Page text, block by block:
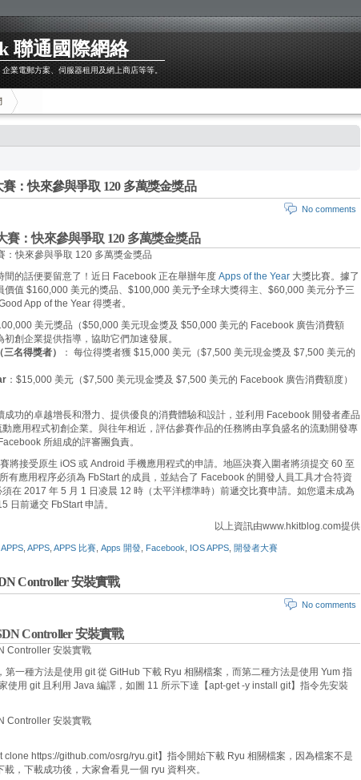
聯通國際網絡
業電郵方案、伺服器租用及網上商店等等。
賽：快來參與爭取 120 多萬獎金獎品
No comments
賽：快來參與爭取 120 多萬獎金獎品
間的話便要留意了！近日 Facebook 正在舉辦年度 Apps of the Year 大獎比賽。據了
價值 $160,000 美元的獎品、$100,000 美元予全球大獎得主、$60,000 美元分予三
App of the Year 得獎者。
美元獎品（$50,000 美元現金獎及 $50,000 美元的 Facebook 廣告消費額
創企業提供指導，協助它們加速發展。
名得獎者）
： 每位得獎者獲 $15,000 美元（$7,500 美元現金獎及 $7,500 美元的
：$15,000 美元（$7,500 美元現金獎及 $7,500 美元的 Facebook 廣告消費額度）
成功的卓越增長和潛力、提供優良的消費體驗和設計，並利用 Facebook 開發者產品
應用程式初創企業。與往年相近，評估參賽作品的任務將由享負盛名的流動開發專
所組成的評審團負責。
將接受原生 iOS 或 Android 手機應用程式的申請。地區決賽入圍者將須提交 60 至
有應用程序必須為 FbStart 的成員，並結合了 Facebook 的開發人員工具才合符資
在 2017 年 5 月 1 日凌晨 12 時（太平洋標準時）前遞交比賽申請。如您還未成為
日前遞交 FbStart 申請。
以上資訊由www.hkitblog.com提供
APPS APPS 比賽 Apps 開發 Facebook IOS APPS 開發者大賽
Controller 安裝實戰
No comments
Controller 安裝實戰
第一種方法是使用 git 從 GitHub 下載 Ryu 相關檔案，而第二種方法是使用 Yum 指
使用 git 且利用 Java 編譯，如圖 11 所示下達【apt-get -y install git】指令先安裝
clone https://github.com/osrg/ryu.git】指令開始下載 Ryu 相關檔案，因為檔案不是
，下載成功後，大家會看見一個 ryu 資料夾。